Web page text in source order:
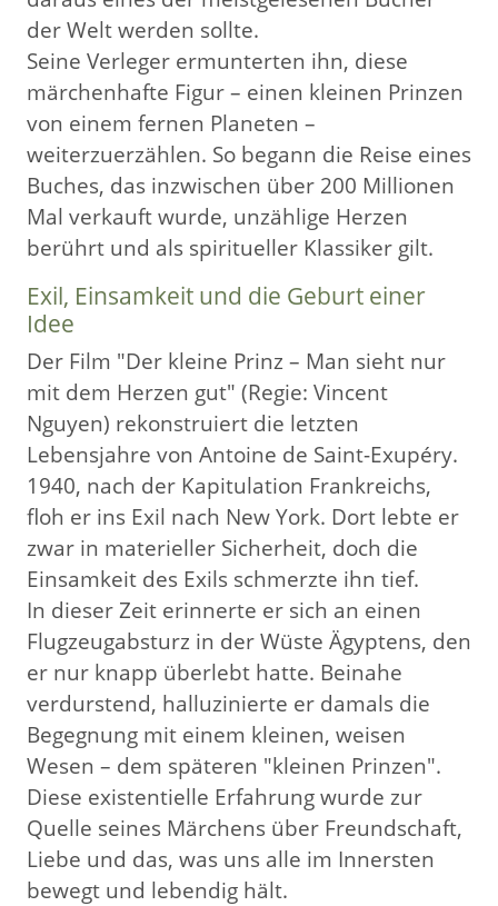
der Welt werden sollte.
Seine Verleger ermunterten ihn, diese
märchenhafte Figur – einen kleinen Prinzen
von einem fernen Planeten –
weiterzuerzählen. So begann die Reise eines
Buches, das inzwischen über 200 Millionen
Mal verkauft wurde, unzählige Herzen
berührt und als spiritueller Klassiker gilt.
Exil, Einsamkeit und die Geburt einer
Idee
Der Film "Der kleine Prinz – Man sieht nur
mit dem Herzen gut" (Regie: Vincent
Nguyen) rekonstruiert die letzten
Lebensjahre von Antoine de Saint-Exupéry.
1940, nach der Kapitulation Frankreichs,
floh er ins Exil nach New York. Dort lebte er
zwar in materieller Sicherheit, doch die
Einsamkeit des Exils schmerzte ihn tief.
In dieser Zeit erinnerte er sich an einen
Flugzeugabsturz in der Wüste Ägyptens, den
er nur knapp überlebt hatte. Beinahe
verdurstend, halluzinierte er damals die
Begegnung mit einem kleinen, weisen
Wesen – dem späteren "kleinen Prinzen".
Diese existentielle Erfahrung wurde zur
Quelle seines Märchens über Freundschaft,
Liebe und das, was uns alle im Innersten
bewegt und lebendig hält.